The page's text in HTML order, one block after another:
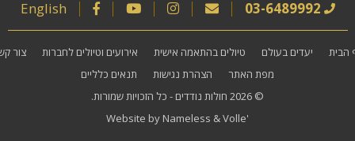
03-6489992
English
הבית יעדים בעולם טיולים בהתאמה אישית אירועים וטיולים לחברות
צור
מפת האתר
הצהרת נגישות
תנאים כלליים
© 2026
חולות נודדים - כל הזכויות שמורות.
Website by Nameless &Volle'